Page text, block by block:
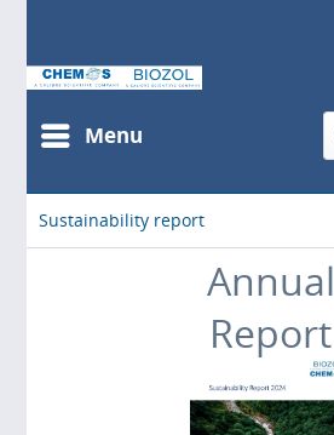
Menu
Sustainability report
Annual
Report